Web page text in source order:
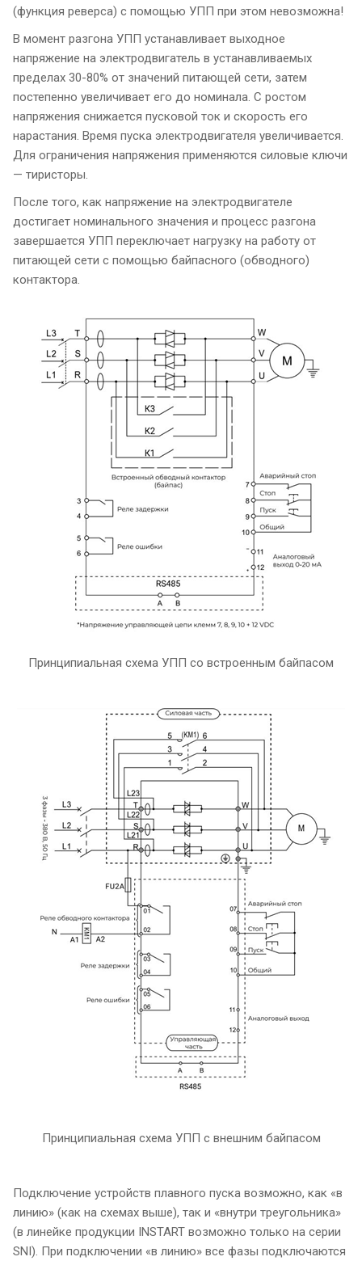
(функция реверса) с помощью УПП при этом невозможна!
В момент разгона УПП устанавливает выходное
напряжение на электродвигатель в устанавливаемых
пределах 30-80% от значений питающей сети, затем
постепенно увеличивает его до номинала. С ростом
напряжения снижается пусковой ток и скорость его
нарастания. Время пуска электродвигателя увеличивается.
Для ограничения напряжения применяются силовые ключи
— тиристоры.
После того, как напряжение на электродвигателе
достигает номинального значения и процесс разгона
завершается УПП переключает нагрузку на работу от
питающей сети с помощью байпасного (обводного)
контактора.
Принципиальная схема УПП со встроенным байпасом
Принципиальная схема УПП с внешним байпасом
Подключение устройств плавного пуска возможно, как «в
линию» (как на схемах выше), так и «внутри треугольника»
(в линейке продукции INSTART возможно только на серии
SNI). При подключении «в линию» все фазы подключаются